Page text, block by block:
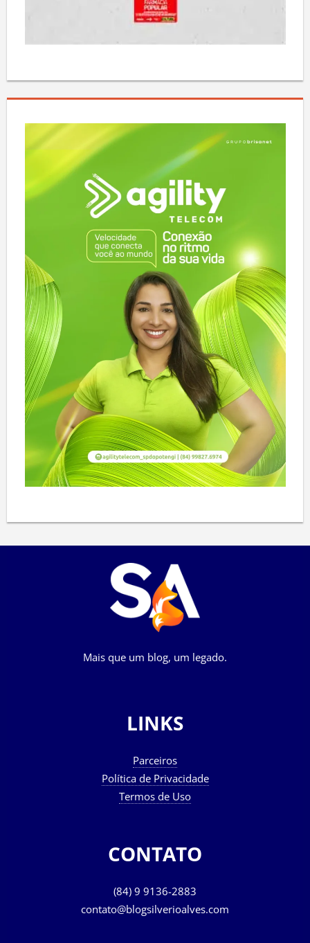
Mais que um blog, um legado.
LINKS
Parceiros
Política de Privacidade
Termos de Uso
CONTATO
(84) 9 9136-2883
contato@blogsilverioalves.com